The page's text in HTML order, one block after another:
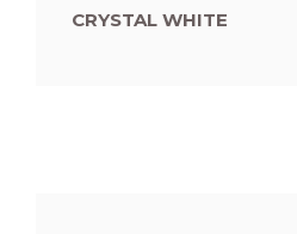
CRYSTAL WHITE